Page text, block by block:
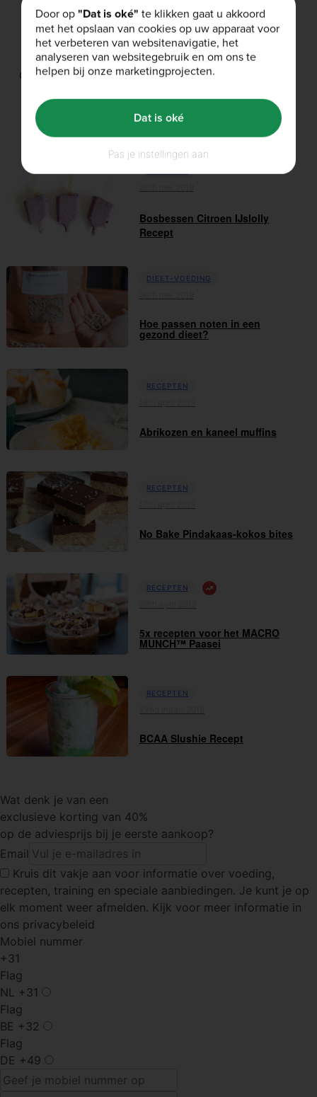
Gerelateerde producten
Gerelateerde artikelen
Bosbessen Citroen IJslolly
Recept
DIEET-VOEDING
Hoe passen noten in een
gezond dieet?
RECEPTEN
Abrikozen en kaneel muffins
RECEPTEN
No Bake Pindakaas-kokos bites
RECEPTEN
5x recepten voor het MACRO
MUNCH™ Paasei
RECEPTEN
BCAA Slushie Recept
Wat denk je van een
exclusieve korting van 40%
op de adviesprijs bij je eerste aankoop?
Email
Kruis dit vakje aan voor informatie over voeding,
recepten, training en speciale aanbiedingen. Je kunt je op
elk moment weer afmelden. Kijk voor meer informatie in
ons privacybeleid
Mobiel nummer
+31
Flag
NL +31
Flag
BE +32
Flag
DE +49
Door op"Dat is oké" te klikken gaat u akkoord
met het opslaan van cookies op uw apparaat voor
het verbeteren van websitenavigatie, het
analyseren van websitegebruik en om ons te
helpen bij onze marketingprojecten.
Pas je instellingen aan
Dat is oké